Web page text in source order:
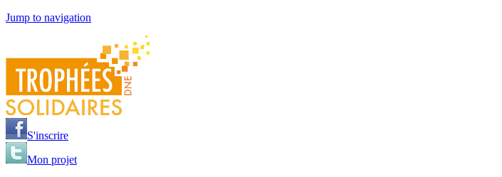
Jump to navigation
S'inscrire
Mon projet